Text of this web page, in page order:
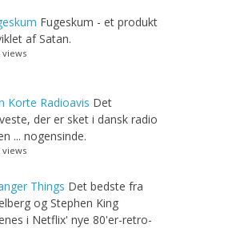
Fugeskum - et produkt
af Satan.
views
Korte Radioavis Det
der er sket i dansk radio
... nogensinde.
views
Things Det bedste fra
og Stephen King
i Netflix' nye 80'er-retro-